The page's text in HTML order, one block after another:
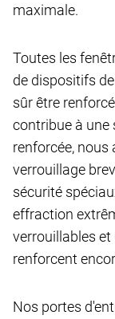
maximale.
Toutes les
de dispositifs
sûr être
contribue à une
renforcée, nous
verrouillage
sécurité
effraction
verrouillables
renforcent
Nos portes